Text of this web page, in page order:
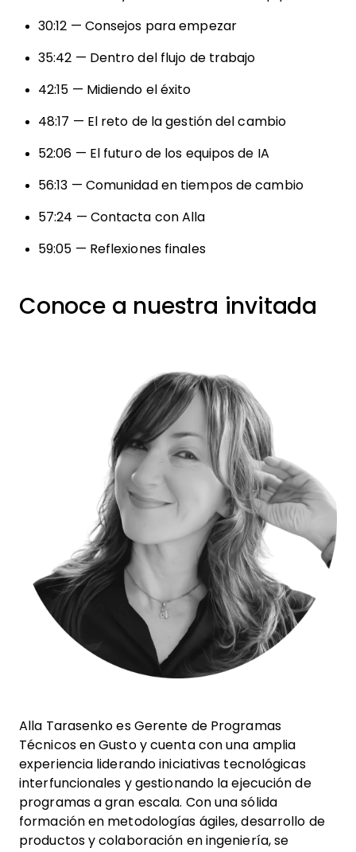
30:12 — Consejos para empezar
35:42 — Dentro del flujo de trabajo
42:15 — Midiendo el éxito
48:17 — El reto de la gestión del cambio
52:06 — El futuro de los equipos de IA
56:13 — Comunidad en tiempos de cambio
57:24 — Contacta con Alla
59:05 — Reflexiones finales
Conoce a nuestra invitada
Alla Tarasenko es Gerente de Programas
Técnicos en Gusto y cuenta con una amplia
experiencia liderando iniciativas tecnológicas
interfuncionales y gestionando la ejecución de
programas a gran escala. Con una sólida
formación en metodologías ágiles, desarrollo de
productos y colaboración en ingeniería, se